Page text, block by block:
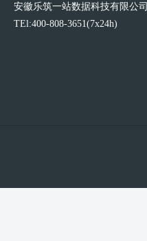
安徽乐筑一站数据科技有限公司
TEl:400-808-3651(7x24h)